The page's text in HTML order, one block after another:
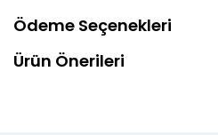
Ödeme Seçenekleri
Ürün Önerileri